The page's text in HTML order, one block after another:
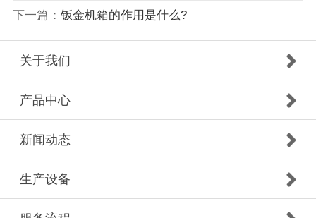
下一篇： 钣金机箱的作用是什么?
关于我们
产品中心
新闻动态
生产设备